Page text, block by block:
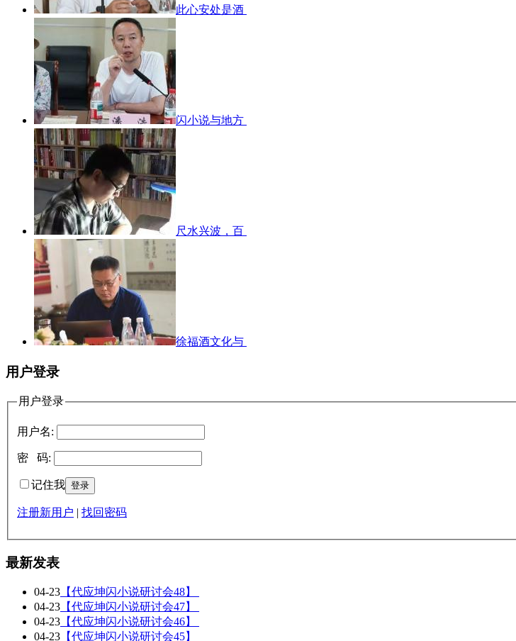
此心安处是酒
闪小说与地方
尺水兴波，百
徐福酒文化与
用户登录
用户登录
用户名:
密 码:
记住我
注册新用户 | 找回密码
最新发表
04-23 【代应坤闪小说研讨会48】
04-23 【代应坤闪小说研讨会47】
04-23 【代应坤闪小说研讨会46】
04-23 【代应坤闪小说研讨会45】